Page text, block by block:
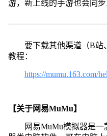
游，新上线的手游也会同步
要下载其他渠道（B站
教程：
https://mumu.163.com/
【关于网易MuMu】
网易MuMu模拟器是